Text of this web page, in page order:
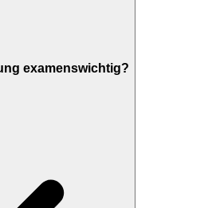
examenswichtig?